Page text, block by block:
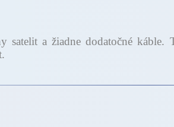
satelit a žiadne dodatočné